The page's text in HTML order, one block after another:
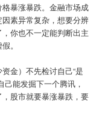
暴涨暴跌。金融市场成
素异常复杂，想要分辨
你也不一定能判断出主
。
金）不先检讨自己“是
能发掘下一个腾讯，
股市就要暴涨暴跌，要